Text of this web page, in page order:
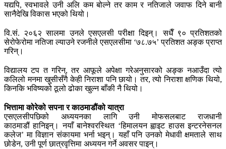
यद्यपि, स्वभावले उनी अलि कम बोल्ने तर काम र नतिजाले जवाफ दिने बानी
सानैदेखि विकास भएको थियो।
वि.सं. २०६२ सालमा उनले एसएलसी परीक्षा दिइन्। सधैँ ९० प्रतिशतको
सेरोफेरोमा नतिजा ल्याउने रजनीले एसएलसीमा ‘७८.७५’ प्रतिशत अङ्क प्राप्त
गरिन्।
विद्यालय टप त गरिन्, तर आफूले अपेक्षा गरेअनुसारको अङ्क नआउँदा त्यो
कलिलो मनमा खुसीसँगै केही निराशा पनि छायो। तर, त्यो निराशा क्षणिक थियो,
किनकि भविष्यको ठूलो ढोका खुल्न बाँकी नै थियो।
भित्तामा कोरेको सपना र काठमाडौंको यात्रा
एसएलसीपछिको अध्ययनका लागि उनी मोफसलबाट राजधानी
काठमाडौं हानिइन्। नयाँ बानेश्वरस्थित ‘हिमालयन ह्वाइट हाउस इन्टरनेसनल
कलेज’ मा विज्ञान संकायमा भर्ना भइन्। यहाँ पनि उनको मेधावी क्षमताले साथ
छोडेन, उनी पूर्ण छात्रवृत्तिमा अध्ययन गर्ने अवसर पाइन्।